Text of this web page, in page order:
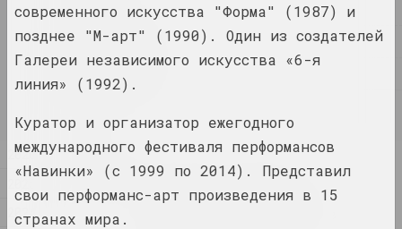
СОБЫТИЯ
ПРОИЗВЕДЕНИЯ
ДОКУМЕНТЫ
2026
2024
2026
«Sense of Safety»:
белорусско-украинский
современного искусства "Форма" (1987) и
позднее "М-арт" (1990). Один из создателей
Галереи независимого искусства «6-я
линия» (1992).
Куратор и организатор ежегодного
международного фестиваля перформансов
«Навинки» (с 1999 по 2014). Представил
свои перформанс-арт произведения в 15
странах мира.